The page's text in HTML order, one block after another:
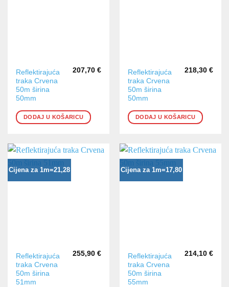
Reflektirajuća
traka Crvena
50m širina
50mm
207,70 €
DODAJ U KOŠARICU
Reflektirajuća
traka Crvena
50m širina
50mm
218,30 €
DODAJ U KOŠARICU
Cijena za 1m=21,28
Reflektirajuća
traka Crvena
50m širina
51mm
255,90 €
Cijena za 1m=17,80
Reflektirajuća
traka Crvena
50m širina
55mm
214,10 €